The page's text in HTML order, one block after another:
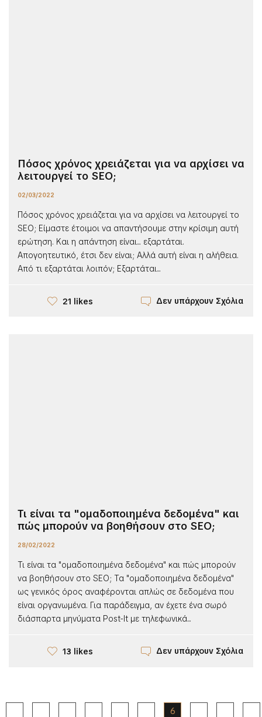
Πόσος χρόνος χρειάζεται για να αρχίσει να
λειτουργεί το SEO;
02/03/2022
Πόσος χρόνος χρειάζεται για να αρχίσει να λειτουργεί το
SEO; Είμαστε έτοιμοι να απαντήσουμε στην κρίσιμη αυτή
ερώτηση. Και η απάντηση είναι... εξαρτάται.
Απογοητευτικό, έτσι δεν είναι; Αλλά αυτή είναι η αλήθεια.
Από τι εξαρτάται λοιπόν; Εξαρτάται...
21 likes Δεν υπάρχουν Σχόλια
Τι είναι τα "ομαδοποιημένα δεδομένα" και
πώς μπορούν να βοηθήσουν στο SEO;
28/02/2022
Τι είναι τα "ομαδοποιημένα δεδομένα" και πώς μπορούν
να βοηθήσουν στο SEO; Τα "ομαδοποιημένα δεδομένα"
ως γενικός όρος αναφέρονται απλώς σε δεδομένα που
είναι οργανωμένα. Για παράδειγμα, αν έχετε ένα σωρό
διάσπαρτα μηνύματα Post-It με τηλεφωνικά...
13 likes Δεν υπάρχουν Σχόλια
6